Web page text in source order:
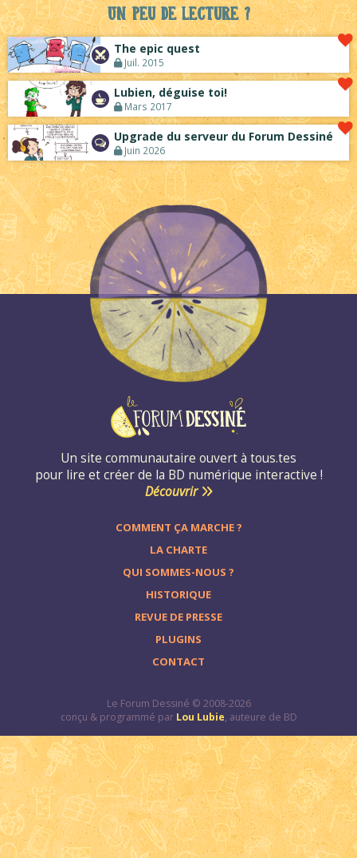
Un peu de lecture ?
The epic quest
Juil. 2015
Lubien, déguise toi!
Mars 2017
Upgrade du serveur du Forum Dessiné
Juin 2026
Un site communautaire ouvert à tous.tes
pour lire et créer de la BD numérique interactive !
Découvrir
COMMENT ÇA MARCHE ?
LA CHARTE
QUI SOMMES-NOUS ?
HISTORIQUE
REVUE DE PRESSE
PLUGINS
CONTACT
Le Forum Dessiné © 2008-2026
conçu & programmé par Lou Lubie, auteure de BD